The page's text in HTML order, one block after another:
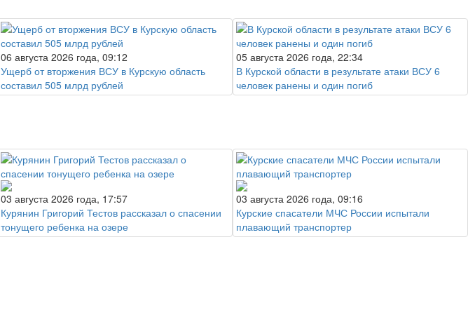
06 августа 2026 года, 09:12
Ущерб от вторжения ВСУ в Курскую область
составил 505 млрд рублей
05 августа 2026 года, 22:34
В Курской области в результате атаки ВСУ 6
человек ранены и один погиб
03 августа 2026 года, 17:57
Курянин Григорий Тестов рассказал о спасении
тонущего ребенка на озере
03 августа 2026 года, 09:16
Курские спасатели МЧС России испытали
плавающий транспортер